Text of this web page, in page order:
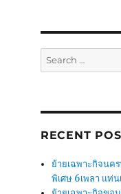
Search
for:
RECENT
ย้ายเฉพาะกิจนค
พิเศษ 6เพลา แท่น